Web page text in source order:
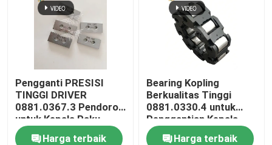
Pengganti PRESISI
TINGGI DRIVER
0881.0367.3 Pendorong
untuk Kepala Paku
Muller Martini 75
Harga terbaik
Bearing Kopling
Berkualitas Tinggi
0881.0330.4 untuk
Penggantian Kepala
Jahit Muller Martini
Harga terbaik